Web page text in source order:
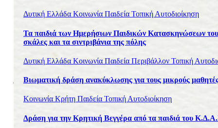
Δυτική Ελλάδα Κοινωνία Παιδεία Τοπική Αυτοδιοίκηση
Τα παιδιά των Ημερήσιων Παιδικών Κατασκηνώσεων
σκάλες και τα σιντριβάνια της πόλης
Δυτική Ελλάδα Κοινωνία Παιδεία Περιβάλλον Τοπική
Βιωματική δράση ανακύκλωσης για τους μικρούς
Κοινωνία Κρήτη Παιδεία Τοπική Αυτοδιοίκηση
Δράση για την Κρητική Βεγγέρα από τα παιδιά του
Διαχειριστής – Διευθυντής: Απόστολος Σαλονικίδης
Ιδιοκτησία – Δικαιούχος domain name: Απόστολος
Έδρα – Γραφεία: Χρυσοστόμου Σμύρνης αρ. 45-49, Αθήνα,